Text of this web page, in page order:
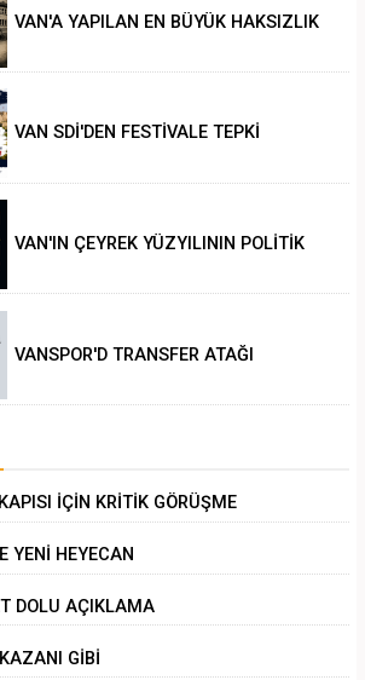
VAN'A YAPILAN EN BÜYÜK HAKSIZLIK
VAN SDİ'DEN FESTİVALE TEPKİ
VAN'IN ÇEYREK YÜZYILININ POLİTİK
VANSPOR'D TRANSFER ATAĞI
İÇİN KRİTİK GÖRÜŞME
YENİ HEYECAN
DOLU AÇIKLAMA
GİBİ